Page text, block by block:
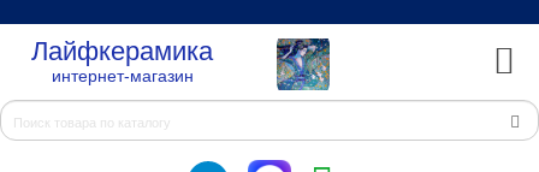
Лайфкерамика
интернет-магазин